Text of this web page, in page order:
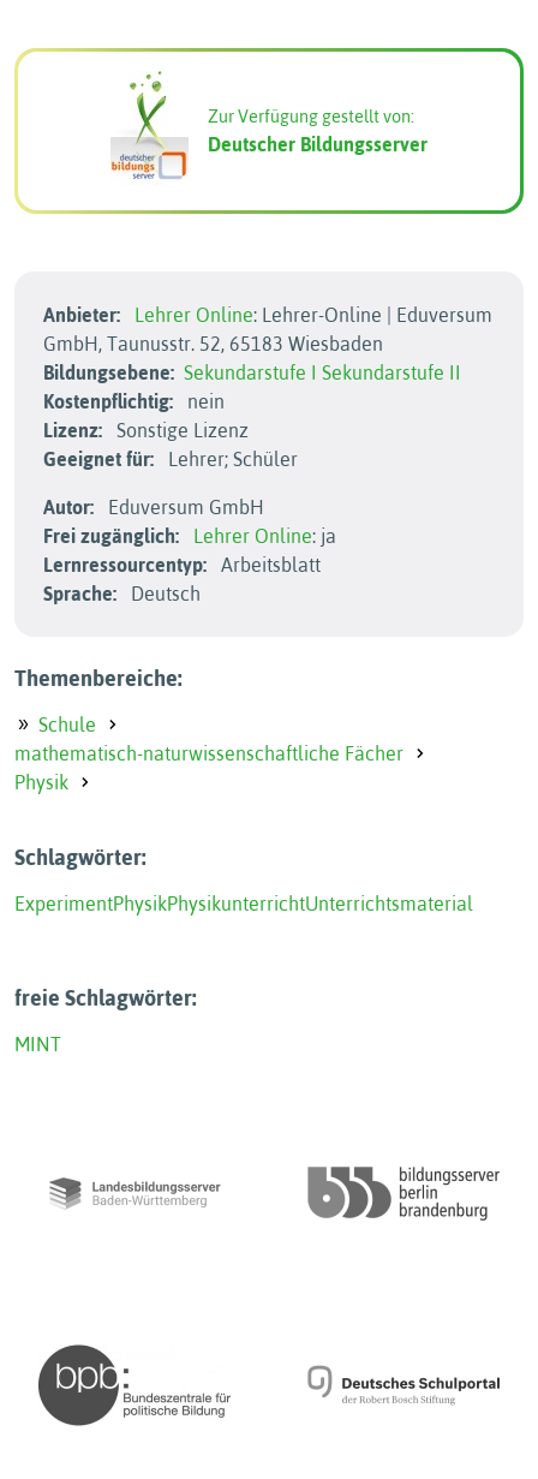
Zur Verfügung gestellt von:
Deutscher Bildungsserver
Anbieter: Lehrer Online: Lehrer-Online | Eduversum
GmbH, Taunusstr. 52, 65183 Wiesbaden
Bildungsebene: Sekundarstufe I Sekundarstufe II
Kostenpflichtig:
nein
Lizenz:
Sonstige Lizenz
Geeignet für:
Lehrer; Schüler
Autor:
Eduversum GmbH
Frei zugänglich:
Lehrer Online: ja
Lernressourcentyp:
Arbeitsblatt
Sprache:
Deutsch
Themenbereiche:
Schule
mathematisch-naturwissenschaftliche Fächer
Physik
Schlagwörter:
ExperimentPhysikPhysikunterrichtUnterrichtsmaterial
freie Schlagwörter:
MINT